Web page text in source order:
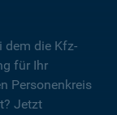
dem die Kfz-
für Ihr
Personenkreis
Jetzt